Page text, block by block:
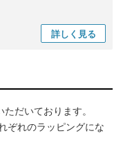
詳しく 見る
だいております。
ぞれのラッピングにな